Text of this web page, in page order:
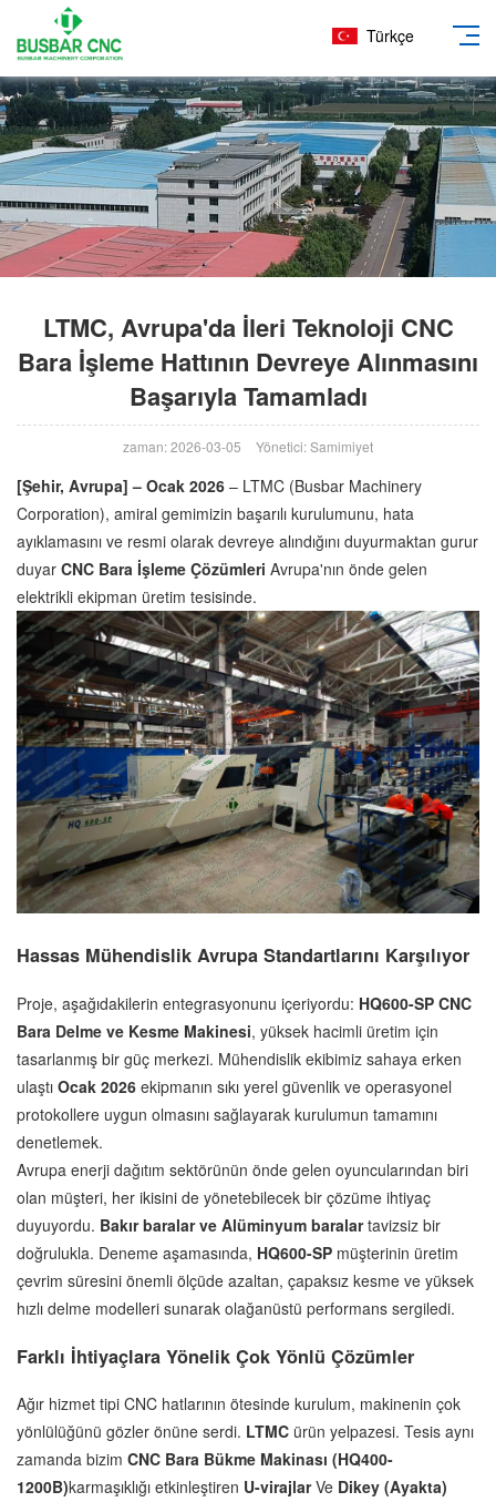
Türkçe
LTMC, Avrupa'da İleri Teknoloji CNC
Bara İşleme Hattının Devreye Alınmasını
Başarıyla Tamamladı
zaman: 2026-03-05 Yönetici: Samimiyet
[Şehir, Avrupa] – Ocak 2026 – LTMC (Busbar Machinery
Corporation), amiral gemimizin başarılı kurulumunu, hata
ayıklamasını ve resmi olarak devreye alındığını duyurmaktan gurur
duyar CNC Bara İşleme Çözümleri Avrupa'nın önde gelen
elektrikli ekipman üretim tesisinde.
Hassas Mühendislik Avrupa Standartlarını Karşılıyor
Proje, aşağıdakilerin entegrasyonunu içeriyordu: HQ600-SP CNC
Bara Delme ve Kesme Makinesi, yüksek hacimli üretim için
tasarlanmış bir güç merkezi. Mühendislik ekibimiz sahaya erken
ulaştı Ocak 2026 ekipmanın sıkı yerel güvenlik ve operasyonel
protokollere uygun olmasını sağlayarak kurulumun tamamını
denetlemek.
Avrupa enerji dağıtım sektörünün önde gelen oyuncularından biri
olan müşteri, her ikisini de yönetebilecek bir çözüme ihtiyaç
duyuyordu. Bakır baralar ve Alüminyum baralartavizsiz bir
doğrulukla. Deneme aşamasında, HQ600-SP müşterinin üretim
çevrim süresini önemli ölçüde azaltan, çapaksız kesme ve yüksek
hızlı delme modelleri sunarak olağanüstü performans sergiledi.
Farklı İhtiyaçlara Yönelik Çok Yönlü Çözümler
Ağır hizmet tipi CNC hatlarının ötesinde kurulum, makinenin çok
yönlülüğünü gözler önüne serdi. LTMC ürün yelpazesi. Tesis aynı
zamanda bizim CNC Bara Bükme Makinası (HQ400-
1200B)karmaşıklığı etkinleştiren U-virajlarVe Dikey (Ayakta)